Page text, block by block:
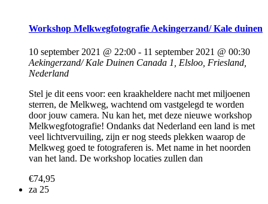
Workshop Melkwegfotografie Aekingerzand/ Kale duinen
10 september 2021 @ 22:00 - 11 september 2021 @ 00:30
Aekingerzand/ Kale Duinen Canada 1, Elsloo, Friesland,
Nederland
Stel je dit eens voor: een kraakheldere nacht met miljoenen
sterren, de Melkweg, wachtend om vastgelegd te worden
door jouw camera. Nu kan het, met deze nieuwe workshop
Melkwegfotografie! Ondanks dat Nederland een land is met
veel lichtvervuiling, zijn er nog steeds plekken waarop de
Melkweg goed te fotograferen is. Met name in het noorden
van het land. De workshop locaties zullen dan
€74,95
za 25